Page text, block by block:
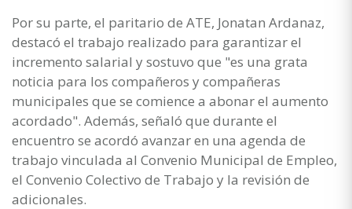
Por su parte, el paritario de ATE, Jonatan Ardanaz,
destacó el trabajo realizado para garantizar el
incremento salarial y sostuvo que "es una grata
noticia para los compañeros y compañeras
municipales que se comience a abonar el aumento
acordado". Además, señaló que durante el
encuentro se acordó avanzar en una agenda de
trabajo vinculada al Convenio Municipal de Empleo,
el Convenio Colectivo de Trabajo y la revisión de
adicionales.